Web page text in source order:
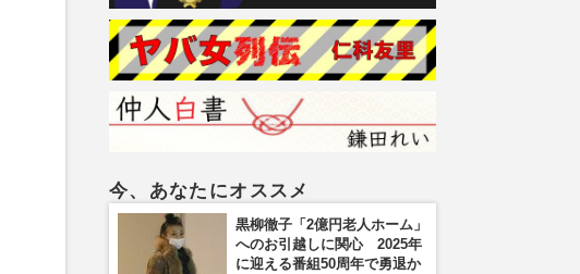
今、あなたにオススメ
黒柳徹子「2億円老人ホーム」
へのお引越しに関心 2025年
に迎える番組50周年で勇退か